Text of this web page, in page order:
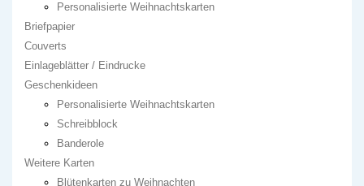
Personalisierte Weihnachtskarten
Briefpapier
Couverts
Einlageblätter / Eindrucke
Geschenkideen
Personalisierte Weihnachtskarten
Schreibblock
Banderole
Weitere Karten
Blütenkarten zu Weihnachten